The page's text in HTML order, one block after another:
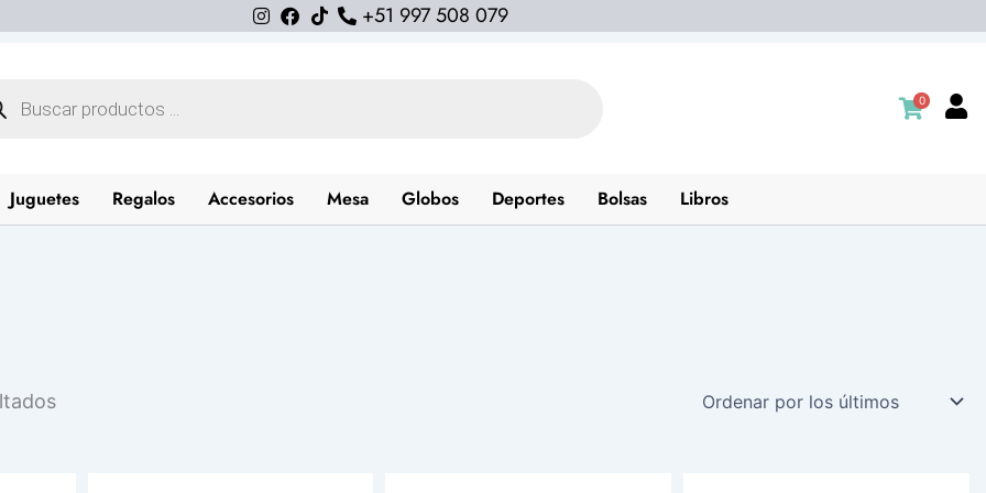
+51 997 508 079
0
Juguetes Regalos Accesorios Mesa Globos Deportes Bolsas Libros
por